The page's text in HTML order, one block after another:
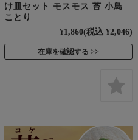
け皿セット モスモス 苔 小鳥
ことり
¥1,860(税込 ¥2,046)
在庫を確認する